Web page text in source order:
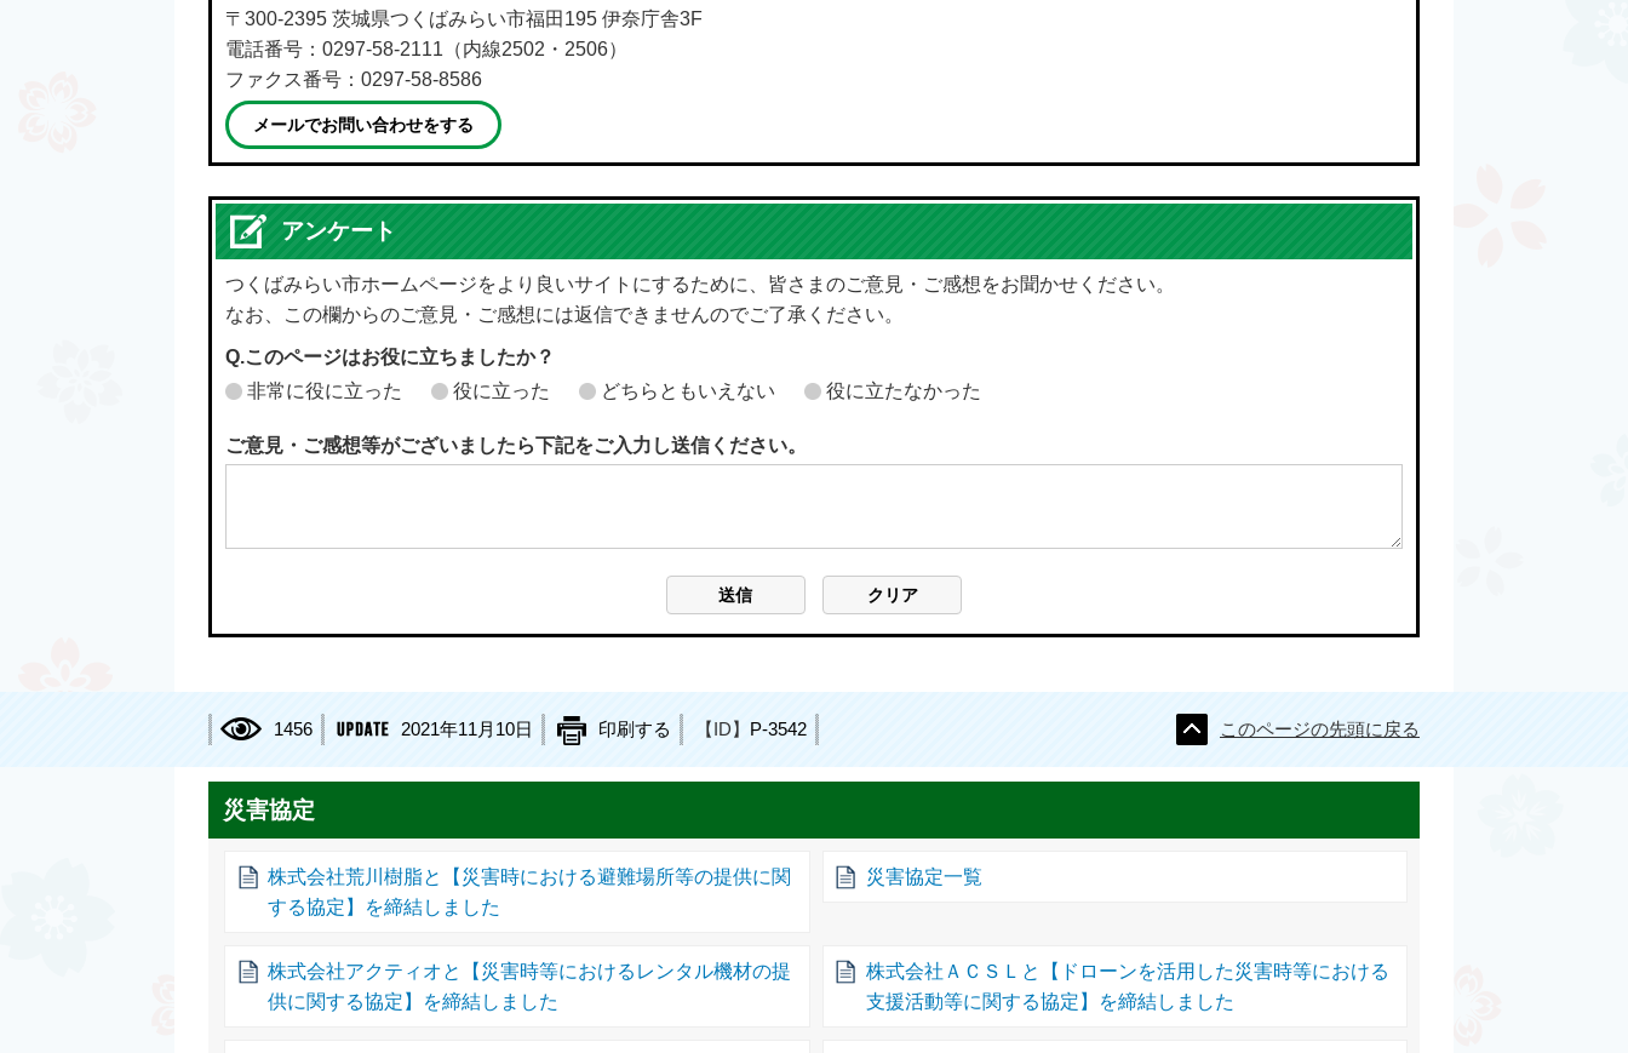
〒300-2395 茨城県つくばみらい市福田195 伊奈庁舎3F
電話番号：0297-58-2111（内線2502・2506）
ファクス番号：0297-58-8586
メールでお問い合わせをする
アンケート
つくばみらい市ホームページをより良いサイトにするために、皆さまのご意見・ご感想をお聞かせください。
なお、この欄からのご意見・ご感想には返信できませんのでご了承ください。
Q.このページはお役に立ちましたか？
非常に役に立った
役に立った どちらともいえない 役に立たなかった
ご意見・ご感想等がございましたら下記をご入力し送信ください。
1456 2021年11月10日 印刷する 【ID】 P-3542 このページの先頭に戻る
災害協定
株式会社荒川樹脂と【災害時における避難場所等の提供に関
する協定】を締結しました
災害協定一覧
株式会社アクティオと【災害時等におけるレンタル機材の提
供に関する協定】を締結しました
株式会社ＡＣＳＬと【ドローンを活用した災害時等における
支援活動等に関する協定】を締結しました